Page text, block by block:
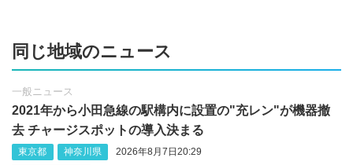
同じ地域のニュース
一般ニュース
2021年から小田急線の駅構内に設置の"充レン"が機器撤
去 チャージスポットの導入決まる
東京都 神奈川県 2026年8月7日20:29